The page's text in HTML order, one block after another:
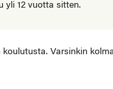
yli 12 vuotta sitten.
Varsinkin